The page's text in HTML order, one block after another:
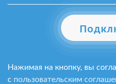
Нажимая на кнопку, вы
с пользовательским